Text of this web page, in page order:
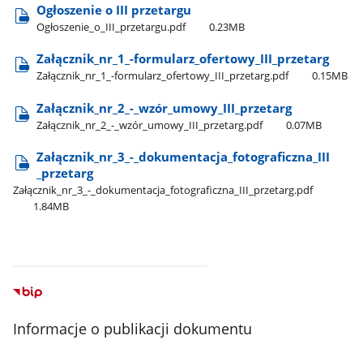
Ogłoszenie o III przetargu
Ogłoszenie​_o​_III​_przetargu.pdf 0.23MB
Załącznik​_nr​_1​_-formularz​_ofertowy​_III​_przetarg
Załącznik​_nr​_1​_-formularz​_ofertowy​_III​_przetarg.pdf 0.15MB
Załącznik​_nr​_2​_-​_wzór​_umowy​_III​_przetarg
Załącznik​_nr​_2​_-​_wzór​_umowy​_III​_przetarg.pdf 0.07MB
Załącznik​_nr​_3​_-​_dokumentacja​_fotograficzna​_III​
_przetarg
Załącznik​_nr​_3​_-​_dokumentacja​_fotograficzna​_III​_przetarg.pdf
1.84MB
Informacje o publikacji dokumentu